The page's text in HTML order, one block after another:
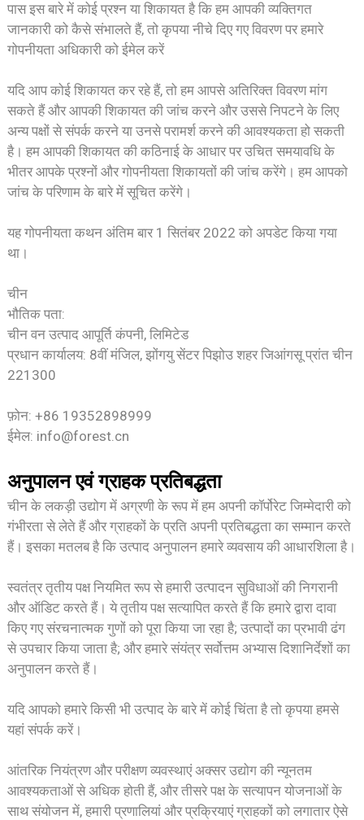
पास इस बारे में कोई प्रश्न या शिकायत है कि हम आपकी व्यक्तिगत
जानकारी को कैसे संभालते हैं, तो कृपया नीचे दिए गए विवरण पर हमारे
गोपनीयता अधिकारी को ईमेल करें
यदि आप कोई शिकायत कर रहे हैं, तो हम आपसे अतिरिक्त विवरण मांग
सकते हैं और आपकी शिकायत की जांच करने और उससे निपटने के लिए
अन्य पक्षों से संपर्क करने या उनसे परामर्श करने की आवश्यकता हो सकती
है। हम आपकी शिकायत की कठिनाई के आधार पर उचित समयावधि के
भीतर आपके प्रश्नों और गोपनीयता शिकायतों की जांच करेंगे। हम आपको
जांच के परिणाम के बारे में सूचित करेंगे।
यह गोपनीयता कथन अंतिम बार 1 सितंबर 2022 को अपडेट किया गया
था।
चीन
भौतिक पता:
चीन वन उत्पाद आपूर्ति कंपनी, लिमिटेड
प्रधान कार्यालय: 8वीं मंजिल, झोंगयु सेंटर पिझोउ शहर जिआंगसू प्रांत चीन
221300
फ़ोन: +86 19352898999
ईमेल: info@forest.cn
अनुपालन एवं ग्राहक प्रतिबद्धता
चीन के लकड़ी उद्योग में अग्रणी के रूप में हम अपनी कॉर्पोरेट जिम्मेदारी को
गंभीरता से लेते हैं और ग्राहकों के प्रति अपनी प्रतिबद्धता का सम्मान करते
हैं। इसका मतलब है कि उत्पाद अनुपालन हमारे व्यवसाय की आधारशिला है।
स्वतंत्र तृतीय पक्ष नियमित रूप से हमारी उत्पादन सुविधाओं की निगरानी
और ऑडिट करते हैं। ये तृतीय पक्ष सत्यापित करते हैं कि हमारे द्वारा दावा
किए गए संरचनात्मक गुणों को पूरा किया जा रहा है; उत्पादों का प्रभावी ढंग
से उपचार किया जाता है; और हमारे संयंत्र सर्वोत्तम अभ्यास दिशानिर्देशों का
अनुपालन करते हैं।
यदि आपको हमारे किसी भी उत्पाद के बारे में कोई चिंता है तो कृपया हमसे
यहां संपर्क करें।
आंतरिक नियंत्रण और परीक्षण व्यवस्थाएं अक्सर उद्योग की न्यूनतम
आवश्यकताओं से अधिक होती हैं, और तीसरे पक्ष के सत्यापन योजनाओं के
साथ संयोजन में, हमारी प्रणालियां और प्रक्रियाएं ग्राहकों को लगातार ऐसे